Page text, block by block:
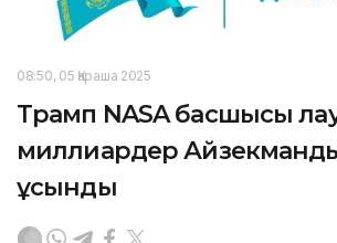
08:50, 05 Қараша 2025
Трамп NASA басшысы
миллиардер Айзекманды
ұсынды